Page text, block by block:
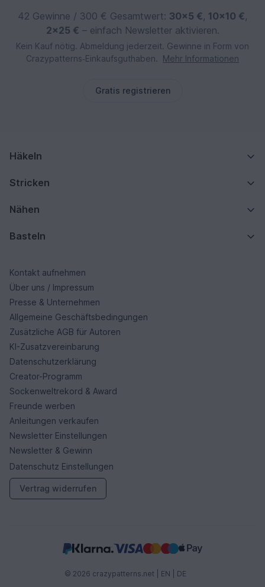
42 Gewinne / 300 € Gesamtwert: 30×5 €, 10×10 €,
2×25 € – einfach Newsletter aktivieren.
Kein Kauf nötig. Abmeldung jederzeit. Gewinne in Form von
Crazypatterns‑Einkaufsguthaben.
Mehr Informationen
Gratis registrieren
Häkeln
Stricken
Nähen
Basteln
Kontakt aufnehmen
Über uns / Impressum
Presse & Unternehmen
Allgemeine Geschäftsbedingungen
Zusätzliche AGB für Autoren
KI-Zusatzvereinbarung
Datenschutzerklärung
Creator-Programm
Sockenweltrekord & Award
Freunde werben
Anleitungen verkaufen
Newsletter Einstellungen
Newsletter & Gewinn
Datenschutz Einstellungen
Vertrag widerrufen
© 2026 crazypatterns.net | EN DE